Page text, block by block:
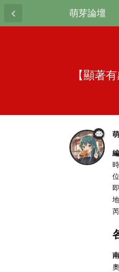
萌芽論壇
【顯著